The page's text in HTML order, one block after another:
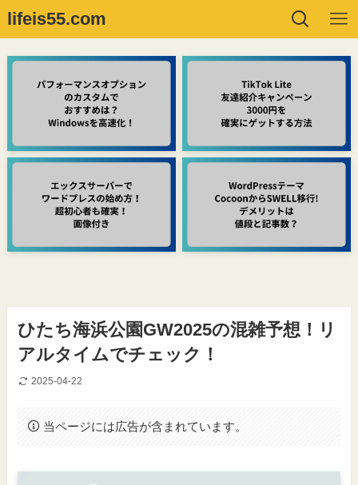
lifeis55.com
ひたち海浜公園GW2025の混雑予想！リ
アルタイムでチェック！
2025-04-22
当ページには広告が含まれています。